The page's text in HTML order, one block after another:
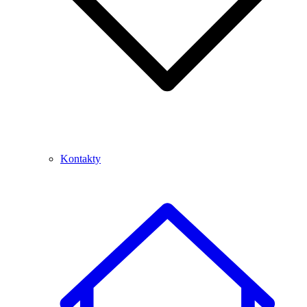
Kontakty